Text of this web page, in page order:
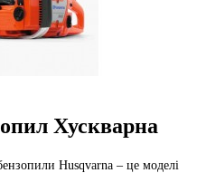
Хускварна
Husqvarna – це моделі